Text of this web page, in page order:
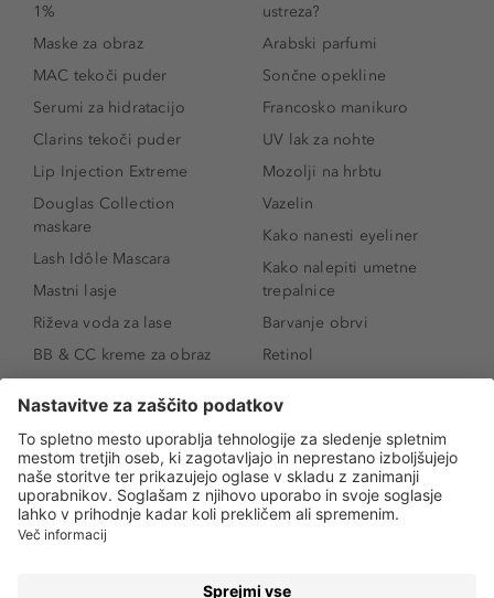
1%
Maske za obraz
MAC tekoči puder
Serumi za hidratacijo
Clarins tekoči puder
Lip Injection Extreme
Douglas Collection
maskare
Lash Idôle Mascara
Mastni lasje
Riževa voda za lase
BB & CC kreme za obraz
SPF 30
Senčila za oči
Tekoči puder
Ličenje povešenih vek
Kako povečati oči
ustreza?
Arabski parfumi
Sončne opekline
Francosko manikuro
UV lak za nohte
Mozolji na hrbtu
Vazelin
Kako nanesti eyeliner
Kako nalepiti umetne
trepalnice
Barvanje obrvi
Retinol
Niacinamid
Rozacea
Salicilna kislina